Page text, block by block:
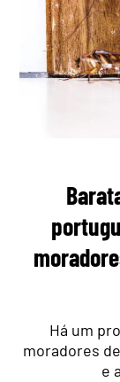
Há um
moradores
e